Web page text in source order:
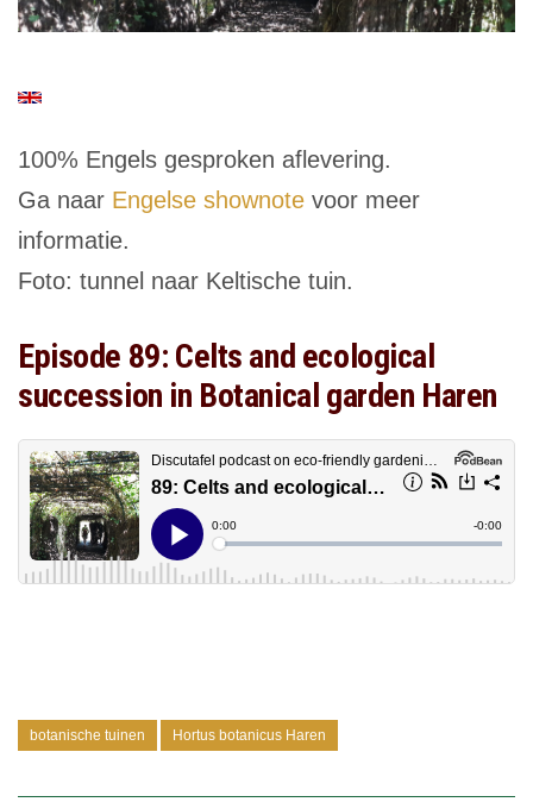
100% Engels gesproken aflevering.
Ga naar Engelse shownote voor meer
informatie.
Foto: tunnel naar Keltische tuin.
Episode 89: Celts and ecological
succession in Botanical garden Haren
botanische tuinen Hortus botanicus Haren